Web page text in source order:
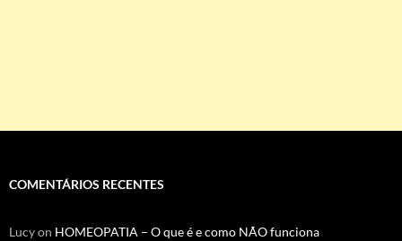
COMENTÁRIOS RECENTES
Lucyon HOMEOPATIA – O que é e como NÃO funciona